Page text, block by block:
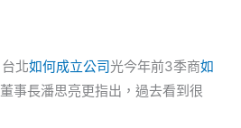
北如何成立公司光今年前3季商如
事長潘思亮更指出，過去看到很